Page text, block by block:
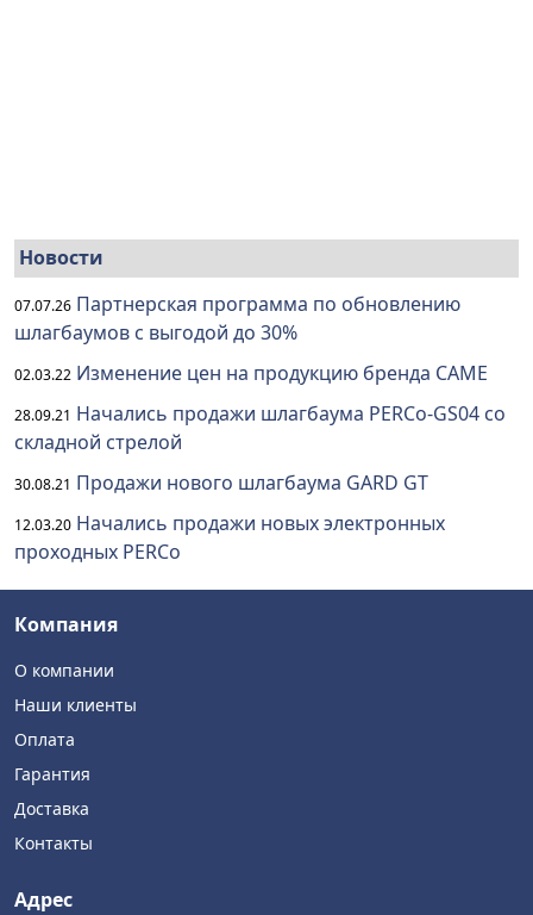
Новости
07.07.26 Партнерская программа по обновлению
шлагбаумов с выгодой до 30%
02.03.22 Изменение цен на продукцию бренда CAME
28.09.21 Начались продажи шлагбаума PERCo-GS04 со
складной стрелой
30.08.21 Продажи нового шлагбаума GARD GT
12.03.20 Начались продажи новых электронных
проходных PERCo
Компания
О компании
Наши клиенты
Оплата
Гарантия
Доставка
Контакты
Адрес